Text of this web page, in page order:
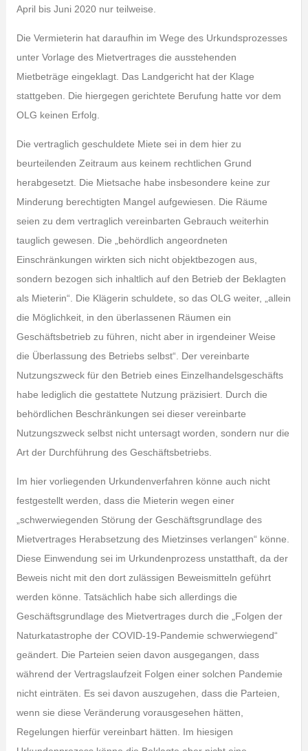
April bis Juni 2020 nur teilweise.
Die Vermieterin hat daraufhin im Wege des Urkundsprozesses
unter Vorlage des Mietvertrages die ausstehenden
Mietbeträge eingeklagt. Das Landgericht hat der Klage
stattgeben. Die hiergegen gerichtete Berufung hatte vor dem
OLG keinen Erfolg.
Die vertraglich geschuldete Miete sei in dem hier zu
beurteilenden Zeitraum aus keinem rechtlichen Grund
herabgesetzt. Die Mietsache habe insbesondere keine zur
Minderung berechtigten Mangel aufgewiesen. Die Räume
seien zu dem vertraglich vereinbarten Gebrauch weiterhin
tauglich gewesen. Die „behördlich angeordneten
Einschränkungen wirkten sich nicht objektbezogen aus,
sondern bezogen sich inhaltlich auf den Betrieb der Beklagten
als Mieterin“. Die Klägerin schuldete, so das OLG weiter, „allein
die Möglichkeit, in den überlassenen Räumen ein
Geschäftsbetrieb zu führen, nicht aber in irgendeiner Weise
die Überlassung des Betriebs selbst“. Der vereinbarte
Nutzungszweck für den Betrieb eines Einzelhandelsgeschäfts
habe lediglich die gestattete Nutzung präzisiert. Durch die
behördlichen Beschränkungen sei dieser vereinbarte
Nutzungszweck selbst nicht untersagt worden, sondern nur die
Art der Durchführung des Geschäftsbetriebs.
Im hier vorliegenden Urkundenverfahren könne auch nicht
festgestellt werden, dass die Mieterin wegen einer
„schwerwiegenden Störung der Geschäftsgrundlage des
Mietvertrages Herabsetzung des Mietzinses verlangen“ könne.
Diese Einwendung sei im Urkundenprozess unstatthaft, da der
Beweis nicht mit den dort zulässigen Beweismitteln geführt
werden könne. Tatsächlich habe sich allerdings die
Geschäftsgrundlage des Mietvertrages durch die „Folgen der
Naturkatastrophe der COVID-19-Pandemie schwerwiegend“
geändert. Die Parteien seien davon ausgegangen, dass
während der Vertragslaufzeit Folgen einer solchen Pandemie
nicht einträten. Es sei davon auszugehen, dass die Parteien,
wenn sie diese Veränderung vorausgesehen hätten,
Regelungen hierfür vereinbart hätten. Im hiesigen